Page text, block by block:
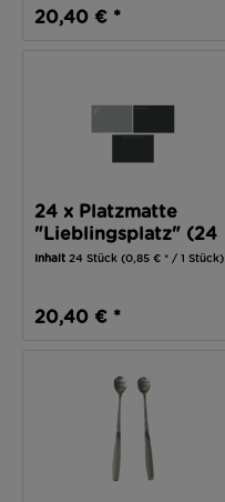
20,40 € *
24 x Platzmatte
"Lieblingsplatz" (24
Teile)
Inhalt24 Stück(0,85 € * / 1 Stück)
20,40 € *